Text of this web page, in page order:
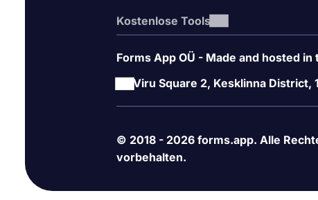
Kostenlose Tools
Forms App OÜ - Made and hosted in
Viru Square 2, Kesklinna District,
© 2018 - 2026 forms.app. Alle
vorbehalten.